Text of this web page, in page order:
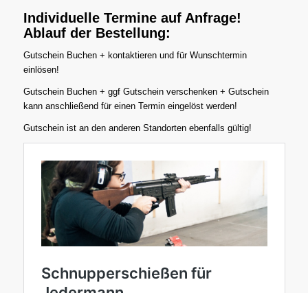
Individuelle Termine auf Anfrage!
Ablauf der Bestellung:
Gutschein Buchen + kontaktieren und für Wunschtermin
einlösen!
Gutschein Buchen + ggf Gutschein verschenken + Gutschein
kann anschließend für einen Termin eingelöst werden!
Gutschein ist an den anderen Standorten ebenfalls gültig!